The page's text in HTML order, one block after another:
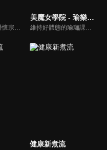
跟著詹姆士和潘懷宗博士就能輕鬆學料理！只是品嚐美食之餘，身體健康也要懂得把關，每集都會傳授生活健康資訊，破除一般飲食迷思，讓大家吃得美味、活得健康！
美魔女學院 - 瑜樂生活珈
維持好體態的瑜珈課程，有著豐富的瑜珈姿勢，伸展筋骨舒緩全身疲勞，緊緻肌肉線條，不只能雕塑美美的身材也能夠讓身心靈都暢快健康，跟上我們的腳步一起踏上瑜樂生活珈，輕鬆好上手，快樂享瘦！
健康新煮流